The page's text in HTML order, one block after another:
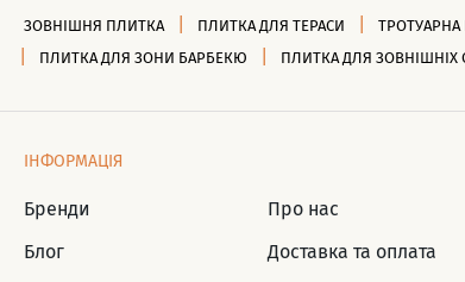
ЗОВНІШНЯ ПЛИТКА ПЛИТКА ДЛЯ ТЕРАСИ
ПЛИТКА ДЛЯ ЗОНИ БАРБЕКЮ
ПЛИТКА ДЛЯ ЗОВНІШНІХ
ІНФОРМАЦІЯ
Бренди Про нас
Блог
Доставка та оплата